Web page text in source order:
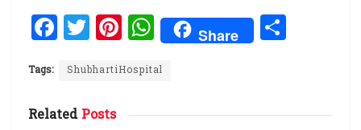
F
a
ce
b
T
w
it
te
Pi
n
te
W
h
at
Share
Tags: ShubhartiHospital
RelatedPosts